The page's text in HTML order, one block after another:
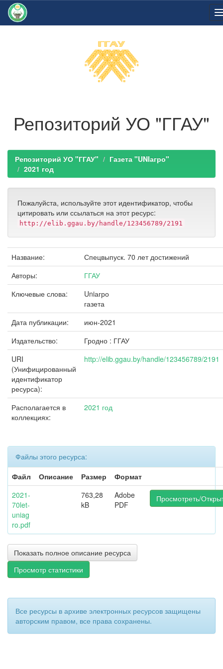
Репозиторий УО "ГГАУ"
Репозиторий УО "ГГАУ"
Газета "UNIагро"
2021 год
Пожалуйста, используйте этот идентификатор, чтобы
цитировать или ссылаться на этот ресурс:
http://elib.ggau.by/handle/123456789/2191
Название:
Спецвыпуск. 70 лет достижений
Авторы:
ГГАУ
Ключевые слова:
Uniагро
газета
Дата публикации:
июн-2021
Издательство:
Гродно : ГГАУ
URI
(Унифицированный
идентификатор
ресурса):
http://elib.ggau.by/handle/123456789/2191
Располагается в
коллекциях:
2021 год
Файлы этого ресурса:
Файл
Описание Размер
Формат
2021-
70let-
uniag
ro.pdf
763,28
kB
Adobe
PDF
Просмотреть/
Показать полное описание ресурса
Просмотр статистики
Все ресурсы в архиве электронных ресурсов защищены
авторским правом, все права сохранены.